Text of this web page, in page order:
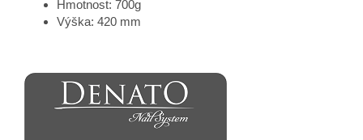
Hmotnost: 700g
Výška: 420 mm